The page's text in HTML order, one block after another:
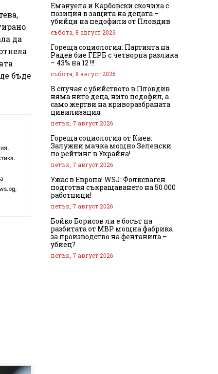
да
бъде
Емануела и Карбовски скочиха с
позиция в защита на децата –
убийци на педофили от Пловдив
събота, 8 август 2026
Гореща социология: Партията на
Радев бие ГЕРБ с четворна разлика
– 43% на 12 !!!
събота, 8 август 2026
В случая с убийството в Пловдив
няма нито деца, нито педофил, а
само жертви на криворазбраната
цивилизация
петък, 7 август 2026
Гореща социология от Киев:
Залужни мачка мощно Зеленски
по рейтинг в Украйна!
петък, 7 август 2026
Ужас в Европа! WSJ: Фолксваген
подготвя съкращаването на 50 000
работници!
петък, 7 август 2026
Бойко Борисов ли е босът на
разбитата от МВР мощна фабрика
за производство на фентанила –
убиец?
петък, 7 август 2026